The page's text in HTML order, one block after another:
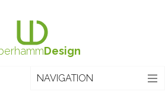
Design
NAVIGATION